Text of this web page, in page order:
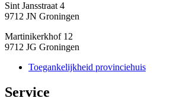
Sint Jansstraat 4
9712 JN Groningen
Martinikerkhof 12
9712 JG Groningen
Toegankelijkheid provinciehuis
Service